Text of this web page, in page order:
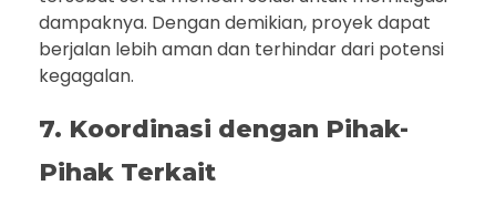
dampaknya. Dengan demikian, proyek dapat
berjalan lebih aman dan terhindar dari potensi
kegagalan.
7. Koordinasi dengan Pihak-
Pihak Terkait